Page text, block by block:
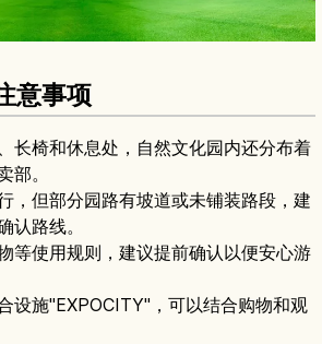
意事项
长椅和休息处，自然文化园内还分布着
部。
，但部分园路有坡道或未铺装路段，建
认路线。
等使用规则，建议提前确认以便安心游
设施"EXPOCITY"，可以结合购物和观